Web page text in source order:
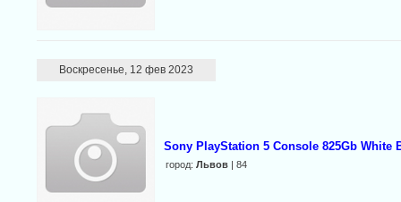
Воскресенье, 12 фев 2023
Sony PlayStation 5 Console 825Gb White
город: Львов| 84